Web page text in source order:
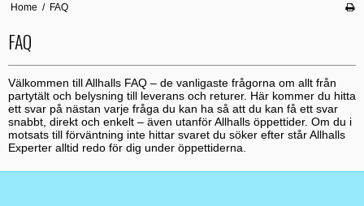
Home / FAQ
FAQ
Välkommen till Allhalls FAQ – de vanligaste frågorna om allt från
partytält och belysning till leverans och returer. Här kommer du hitta
ett svar på nästan varje fråga du kan ha så att du kan få ett svar
snabbt, direkt och enkelt – även utanför Allhalls öppettider. Om du i
motsats till förväntning inte hittar svaret du söker efter står Allhalls
Experter alltid redo för dig under öppettiderna.